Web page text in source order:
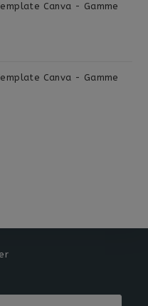
Canva - Gamme
Canva - Gamme